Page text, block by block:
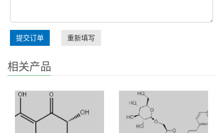
提交订单 重新填写
相关产品